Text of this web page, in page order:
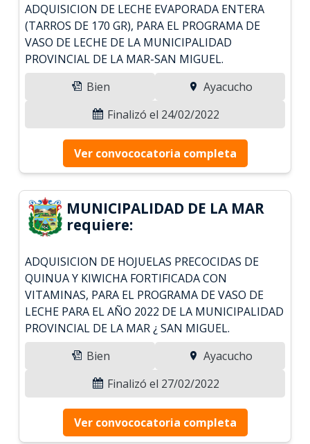
ADQUISICION DE LECHE EVAPORADA ENTERA
(TARROS DE 170 GR), PARA EL PROGRAMA DE
VASO DE LECHE DE LA MUNICIPALIDAD
PROVINCIAL DE LA MAR-SAN MIGUEL.
Bien
Ayacucho
Finalizó el 24/02/2022
Ver convococatoria completa
MUNICIPALIDAD DE LA MAR
requiere:
ADQUISICION DE HOJUELAS PRECOCIDAS DE
QUINUA Y KIWICHA FORTIFICADA CON
VITAMINAS, PARA EL PROGRAMA DE VASO DE
LECHE PARA EL AÑO 2022 DE LA MUNICIPALIDAD
PROVINCIAL DE LA MAR ¿ SAN MIGUEL.
Bien
Ayacucho
Finalizó el 27/02/2022
Ver convococatoria completa